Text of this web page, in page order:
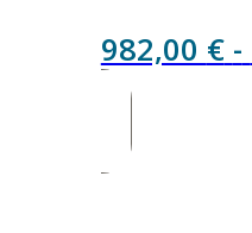
982,00 € -